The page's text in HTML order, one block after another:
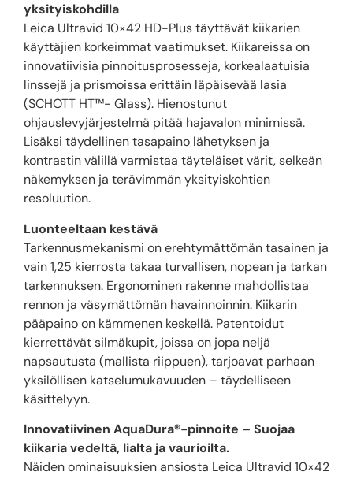
yksityiskohdilla
Leica Ultravid 10×42 HD-Plus täyttävät kiikarien
käyttäjien korkeimmat vaatimukset. Kiikareissa on
innovatiivisia pinnoitusprosesseja, korkealaatuisia
linssejä ja prismoissa erittäin läpäisevää lasia
(SCHOTT HT™- Glass). Hienostunut
ohjauslevyjärjestelmä pitää hajavalon minimissä.
Lisäksi täydellinen tasapaino lähetyksen ja
kontrastin välillä varmistaa täyteläiset värit, selkeän
näkemyksen ja terävimmän yksityiskohtien
resoluution.
Luonteeltaan kestävä
Tarkennusmekanismi on erehtymättömän tasainen ja
vain 1,25 kierrosta takaa turvallisen, nopean ja tarkan
tarkennuksen. Ergonominen rakenne mahdollistaa
rennon ja väsymättömän havainnoinnin. Kiikarin
pääpaino on kämmenen keskellä. Patentoidut
kierrettävät silmäkupit, joissa on jopa neljä
napsautusta (mallista riippuen), tarjoavat parhaan
yksilöllisen katselumukavuuden – täydelliseen
käsittelyyn.
Innovatiivinen AquaDura®-pinnoite – Suojaa
kiikaria vedeltä, lialta ja vaurioilta.
Näiden ominaisuuksien ansiosta Leica Ultravid 10×42